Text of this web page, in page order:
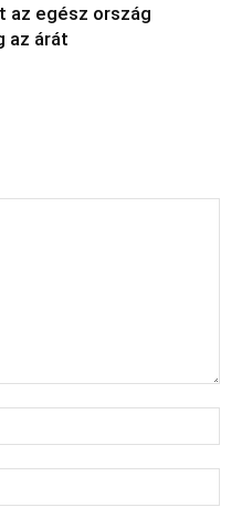
az egész ország
az árát